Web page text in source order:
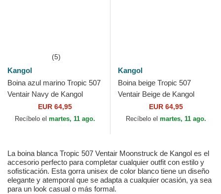
(5)
Kangol
Boina azul marino Tropic 507
Ventair Navy de Kangol
EUR 64,95
Recíbelo el martes, 11 ago.
Kangol
Boina beige Tropic 507
Ventair Beige de Kangol
EUR 64,95
Recíbelo el martes, 11 ago.
La boina blanca Tropic 507 Ventair Moonstruck de Kangol es el
accesorio perfecto para completar cualquier outfit con estilo y
sofisticación. Esta gorra unisex de color blanco tiene un diseño
elegante y atemporal que se adapta a cualquier ocasión, ya sea
para un look casual o más formal.